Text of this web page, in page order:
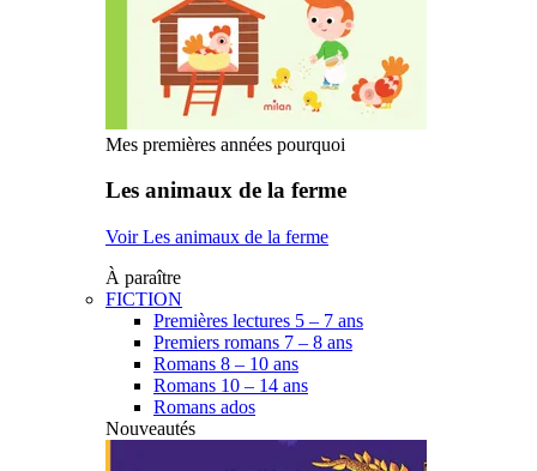
Mes premières années pourquoi
Les animaux de la ferme
Voir Les animaux de la ferme
À paraître
FICTION
Premières lectures 5 – 7 ans
Premiers romans 7 – 8 ans
Romans 8 – 10 ans
Romans 10 – 14 ans
Romans ados
Nouveautés